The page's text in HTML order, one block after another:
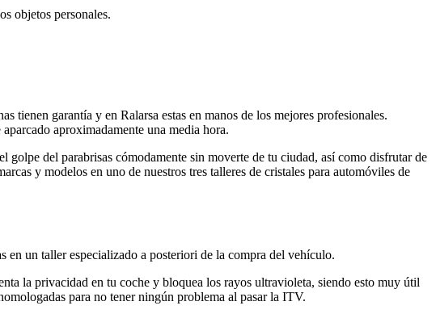
objetos personales.
tienen garantía y en Ralarsa estas en manos de los mejores profesionales.
aproximadamente una media hora.
del parabrisas cómodamente sin moverte de tu ciudad, así como disfrutar de
y modelos en uno de nuestros tres talleres de cristales para automóviles de
en un taller especializado a posteriori de la compra del vehículo.
la privacidad en tu coche y bloquea los rayos ultravioleta, siendo esto muy útil
para no tener ningún problema al pasar la ITV.